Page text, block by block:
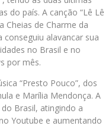
do país. A canção “Lê Lê
Cheias de Charme da
conseguiu alavancar sua
no Brasil e no
por mês.
“Presto Pouco”, dos
e Marília Mendonça. A
Brasil, atingindo a
Youtube e aumentando